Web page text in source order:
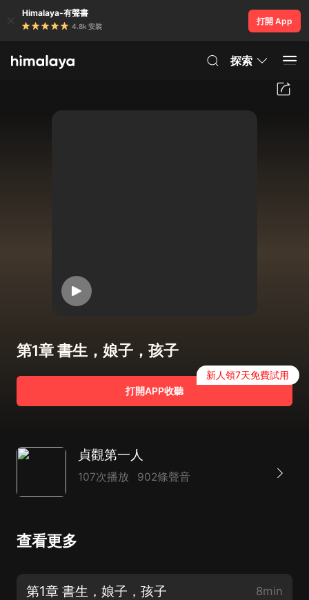
Himalaya-有聲書
4.8k 安裝
打開 App
探索
第1章 書生，娘子，孩子
打開APP收聽
新人領7天免費試用
貞觀第一人
107次播放 902條聲音
查看更多
第1章 書生，娘子，孩子 8min